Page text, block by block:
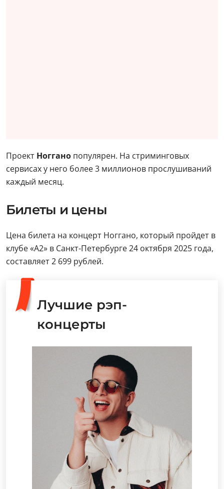
Проект Ноггано популярен. На стриминговых
сервисах у него более 3 миллионов прослушиваний
каждый месяц.
Билеты и цены
Цена билета на концерт Ноггано, который пройдет в
клубе «А2» в Санкт-Петербурге 24 октября 2025 года,
составляет 2 699 рублей.
Лучшие рэп-
концерты